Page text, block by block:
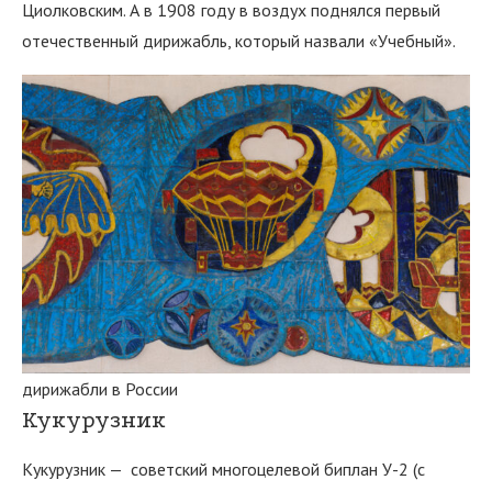
Циолковским. А в 1908 году в воздух поднялся первый
отечественный дирижабль, который назвали «Учебный».
дирижабли в России
Кукурузник
Кукурузник — советский многоцелевой биплан У-2 (с